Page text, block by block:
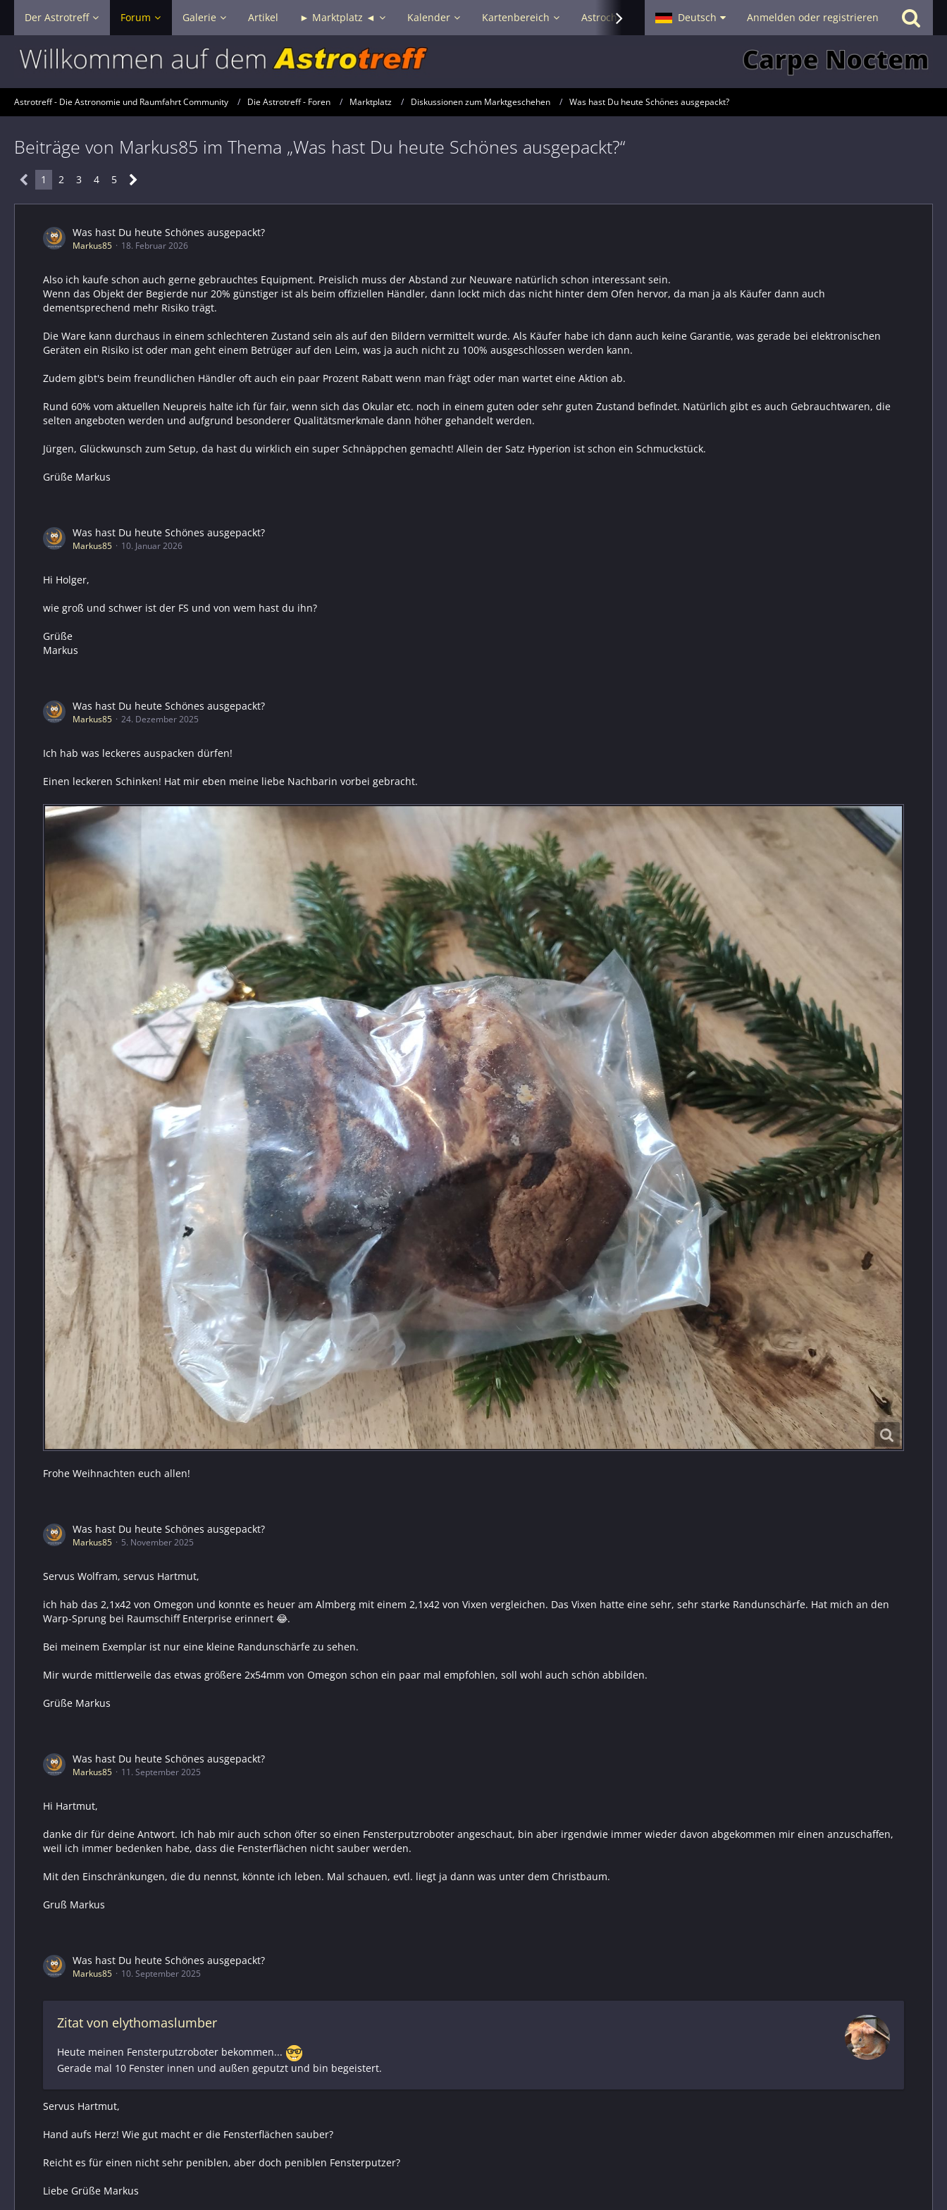
Der Astrotreff Forum Galerie Artikel ► Marktplatz ◄ Kalender Kartenbereich Astrochat - Smalltalk Hilfe
Deutsch Anmelden oder registrieren
Astrotreff - Die Astronomie und Raumfahrt Community Die Astrotreff - Foren Marktplatz Diskussionen zum Marktgeschehen Was hast Du heute Schönes ausgepackt?
Beiträge von Markus85 im Thema „Was hast Du heute Schönes ausgepackt?“
1 2 3 4 5
Was hast Du heute Schönes ausgepackt?
Markus85 18. Februar 2026
Also ich kaufe schon auch gerne gebrauchtes Equipment. Preislich muss der Abstand zur Neuware natürlich schon interessant sein.
Wenn das Objekt der Begierde nur 20% günstiger ist als beim offiziellen Händler, dann lockt mich das nicht hinter dem Ofen hervor, da man ja als Käufer dann auch
dementsprechend mehr Risiko trägt.
Die Ware kann durchaus in einem schlechteren Zustand sein als auf den Bildern vermittelt wurde. Als Käufer habe ich dann auch keine Garantie, was gerade bei elektronischen
Geräten ein Risiko ist oder man geht einem Betrüger auf den Leim, was ja auch nicht zu 100% ausgeschlossen werden kann.
Zudem gibt's beim freundlichen Händler oft auch ein paar Prozent Rabatt wenn man frägt oder man wartet eine Aktion ab.
Rund 60% vom aktuellen Neupreis halte ich für fair, wenn sich das Okular etc. noch in einem guten oder sehr guten Zustand befindet. Natürlich gibt es auch Gebrauchtwaren, die
selten angeboten werden und aufgrund besonderer Qualitätsmerkmale dann höher gehandelt werden.
Jürgen, Glückwunsch zum Setup, da hast du wirklich ein super Schnäppchen gemacht! Allein der Satz Hyperion ist schon ein Schmuckstück.
Grüße Markus
Was hast Du heute Schönes ausgepackt?
Markus85 10. Januar 2026
Hi Holger,
wie groß und schwer ist der FS und von wem hast du ihn?
Grüße
Markus
Was hast Du heute Schönes ausgepackt?
Markus85 24. Dezember 2025
Ich hab was leckeres auspacken dürfen!
Einen leckeren Schinken! Hat mir eben meine liebe Nachbarin vorbei gebracht.
Frohe Weihnachten euch allen!
Was hast Du heute Schönes ausgepackt?
Markus85 5. November 2025
Servus Wolfram, servus Hartmut,
ich hab das 2,1x42 von Omegon und konnte es heuer am Almberg mit einem 2,1x42 von Vixen vergleichen. Das Vixen hatte eine sehr, sehr starke Randunschärfe. Hat mich an den
Warp-Sprung bei Raumschiff Enterprise erinnert 😂.
Bei meinem Exemplar ist nur eine kleine Randunschärfe zu sehen.
Mir wurde mittlerweile das etwas größere 2x54mm von Omegon schon ein paar mal empfohlen, soll wohl auch schön abbilden.
Grüße Markus
Was hast Du heute Schönes ausgepackt?
Markus85 11. September 2025
Hi Hartmut,
danke dir für deine Antwort. Ich hab mir auch schon öfter so einen Fensterputzroboter angeschaut, bin aber irgendwie immer wieder davon abgekommen mir einen anzuschaffen,
weil ich immer bedenken habe, dass die Fensterflächen nicht sauber werden.
Mit den Einschränkungen, die du nennst, könnte ich leben. Mal schauen, evtl. liegt ja dann was unter dem Christbaum.
Gruß Markus
Was hast Du heute Schönes ausgepackt?
Markus85 10. September 2025
Zitat von elythomaslumber
Heute meinen Fensterputzroboter bekommen...
Gerade mal 10 Fenster innen und außen geputzt und bin begeistert.
Servus Hartmut,
Hand aufs Herz! Wie gut macht er die Fensterflächen sauber?
Reicht es für einen nicht sehr peniblen, aber doch peniblen Fensterputzer?
Liebe Grüße Markus